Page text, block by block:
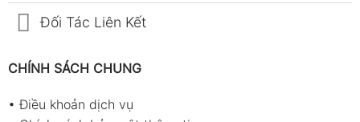
Đối Tác Liên Kết
CHÍNH SÁCH CHUNG
•Điều khoản dịch vụ